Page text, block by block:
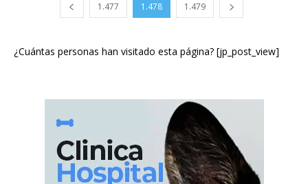
1.477 1.478 1.479
¿Cuántas personas han visitado esta página? [jp_post_view]